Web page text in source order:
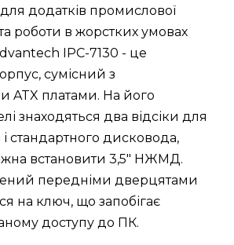
додатків промислової
роботи в жорстких умовах
IPC-7130 - це
сумісний з
ATX платами. На його
знаходяться два відсіки для
стандартного дисковода,
встановити 3,5" НЖМД.
передніми дверцятами
на ключ, що запобігає
доступу до ПК.